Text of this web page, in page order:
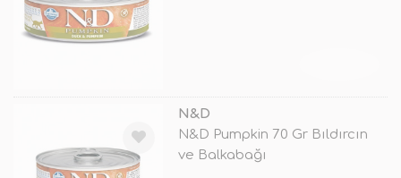
N&D
N&D Pumpkin 70 Gr Bıldırcın
ve Balkabağı